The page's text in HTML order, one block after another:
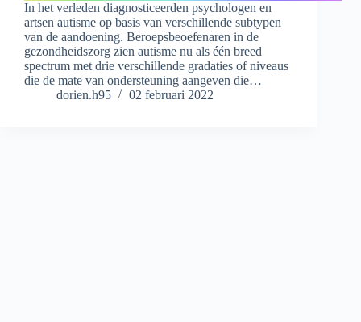
In het verleden diagnosticeerden psychologen en
artsen autisme op basis van verschillende subtypen
van de aandoening. Beroepsbeoefenaren in de
gezondheidszorg zien autisme nu als één breed
spectrum met drie verschillende gradaties of niveaus
die de mate van ondersteuning aangeven die…
dorien.h95
02 februari 2022